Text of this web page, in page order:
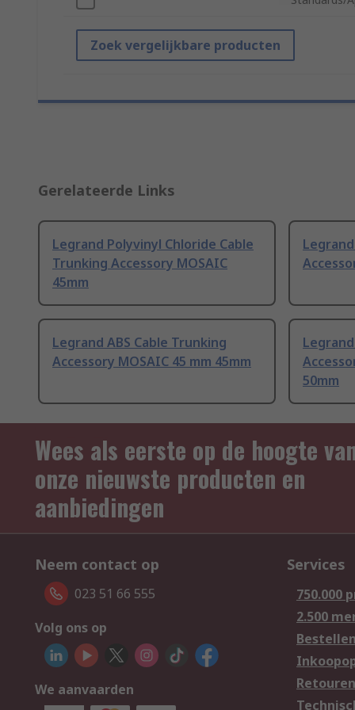
Zoek vergelijkbare producten
Gerelateerde Links
Legrand Polyvinyl Chloride Cable
Trunking Accessory MOSAIC
45mm
Legrand ABS Cable Trunking
Accessory MOSAIC 45 mm 45mm
50mm
Wees als eerste op de hoogte
onze nieuwste producten en
aanbiedingen
Neem contact op
023 51 66 555
Volg ons op
We aanvaarden
Services
750.000
2.500
Bestellen
Retouren